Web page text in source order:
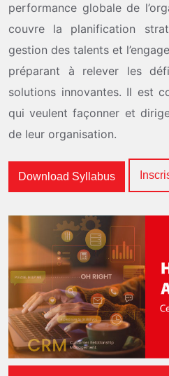
performance globale de
couvre la planification
gestion des talents et
préparant à relever les
solutions innovantes. Il est
qui veulent façonner et
de leur organisation.
Download Syllabus